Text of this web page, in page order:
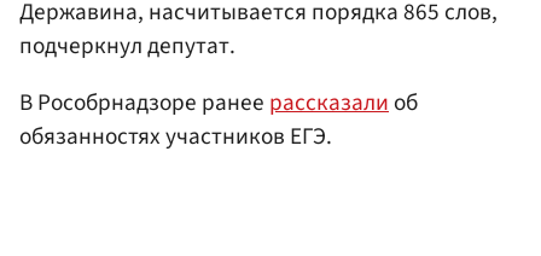
Державина, насчитывается порядка 865 слов,
подчеркнул депутат.
В Рособрнадзоре ранее рассказалиоб
обязанностях участников ЕГЭ.